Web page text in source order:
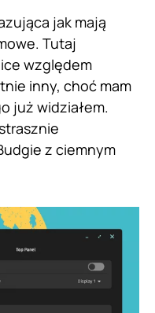
jak mają
Tutaj
względem
inny, choć mam
już widziałem.
z ciemnym